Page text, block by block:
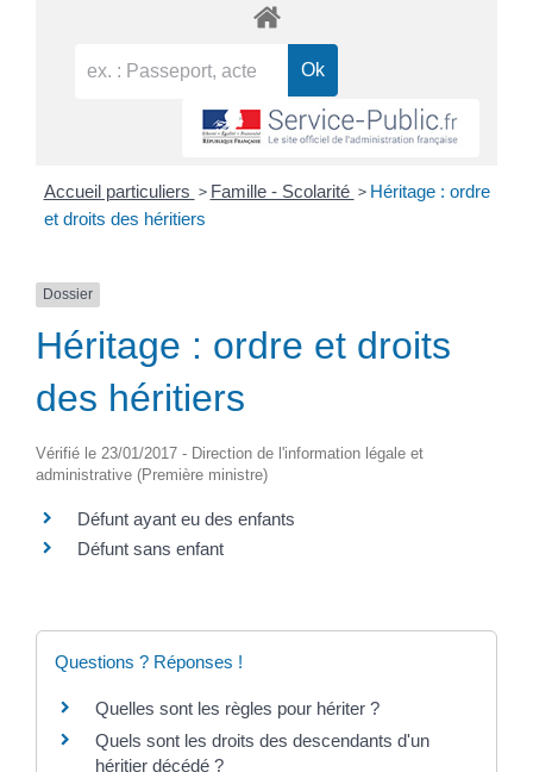
Accueil particuliers > Famille - Scolarité > Héritage : ordre
et droits des héritiers
Dossier
Héritage : ordre et droits
des héritiers
Vérifié le 23/01/2017 - Direction de l'information légale et
administrative (Première ministre)
Défunt ayant eu des enfants
Défunt sans enfant
Questions ? Réponses !
Quelles sont les règles pour hériter ?
Quels sont les droits des descendants d'un
héritier décédé ?